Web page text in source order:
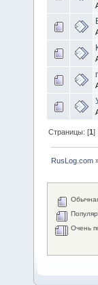
Страницы: [1]
RusLog.com
Очень